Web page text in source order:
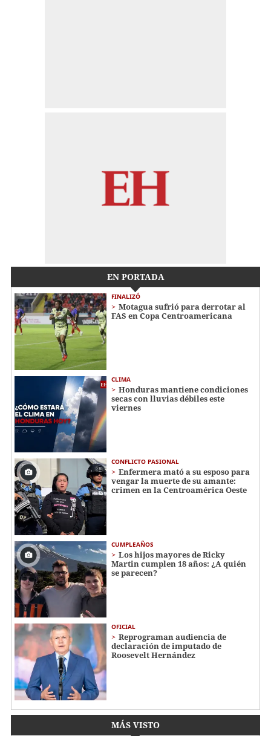
EN PORTADA
FINALIZÓ
Motagua sufrió para derrotar al
FAS en Copa Centroamericana
CLIMA
Honduras mantiene condiciones
secas con lluvias débiles este
viernes
CONFLICTO PASIONAL
Enfermera mató a su esposo para
vengar la muerte de su amante:
crimen en la Centroamérica Oeste
CUMPLEAÑOS
Los hijos mayores de Ricky
Martin cumplen 18 años: ¿A quién
se parecen?
OFICIAL
Reprograman audiencia de
declaración de imputado de
Roosevelt Hernández
MÁS VISTO